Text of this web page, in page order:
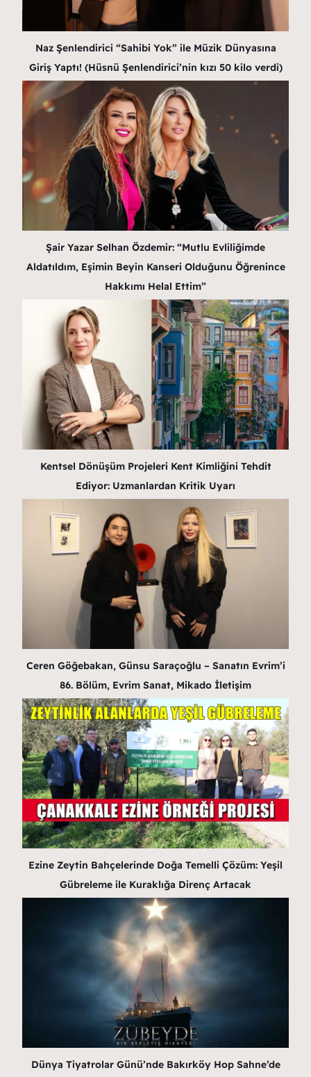
Naz Şenlendirici “Sahibi Yok” ile Müzik Dünyasına
Giriş Yaptı! (Hüsnü Şenlendirici’nin kızı 50 kilo verdi)
Şair Yazar Selhan Özdemir: “Mutlu Evliliğimde
Aldatıldım, Eşimin Beyin Kanseri Olduğunu Öğrenince
Hakkımı Helal Ettim”
Kentsel Dönüşüm Projeleri Kent Kimliğini Tehdit
Ediyor: Uzmanlardan Kritik Uyarı
Ceren Göğebakan, Günsu Saraçoğlu – Sanatın Evrim’i
86. Bölüm, Evrim Sanat, Mikado İletişim
Ezine Zeytin Bahçelerinde Doğa Temelli Çözüm: Yeşil
Gübreleme ile Kuraklığa Direnç Artacak
Dünya Tiyatrolar Günü’nde Bakırköy Hop Sahne’de